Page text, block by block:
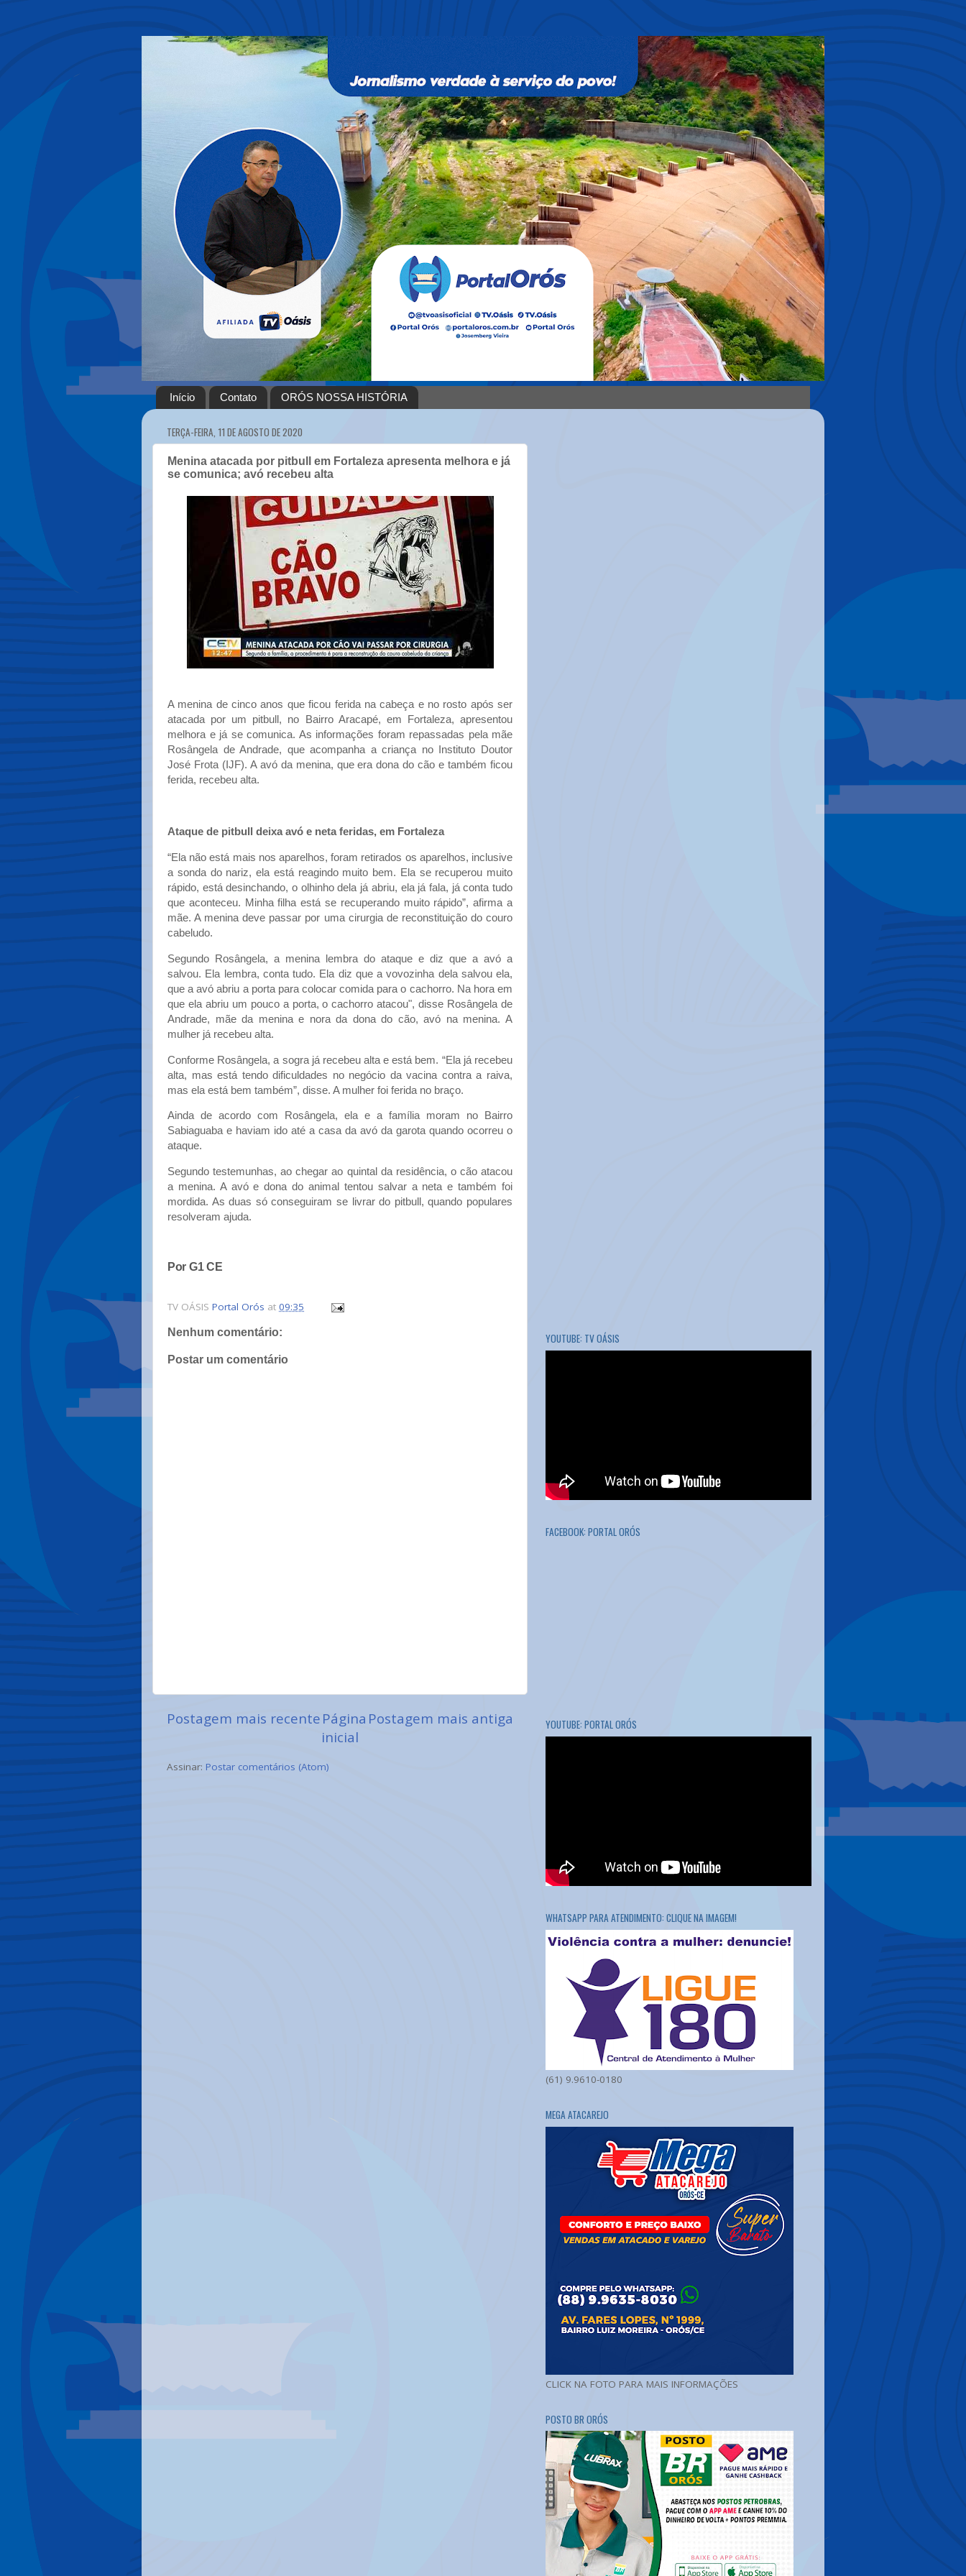
Início Contato ORÓS NOSSA HISTÓRIA
TERÇA-FEIRA, 11 DE AGOSTO DE 2020
Menina atacada por pitbull em Fortaleza apresenta melhora e já
se comunica; avó recebeu alta
A menina de cinco anos que ficou ferida na cabeça e no rosto após ser
atacada por um pitbull, no Bairro Aracapé, em Fortaleza, apresentou
melhora e já se comunica. As informações foram repassadas pela mãe
Rosângela de Andrade, que acompanha a criança no Instituto Doutor
José Frota (IJF). A avó da menina, que era dona do cão e também ficou
ferida, recebeu alta.
Ataque de pitbull deixa avó e neta feridas, em Fortaleza
“Ela não está mais nos aparelhos, foram retirados os aparelhos, inclusive
a sonda do nariz, ela está reagindo muito bem. Ela se recuperou muito
rápido, está desinchando, o olhinho dela já abriu, ela já fala, já conta tudo
que aconteceu. Minha filha está se recuperando muito rápido”, afirma a
mãe. A menina deve passar por uma cirurgia de reconstituição do couro
cabeludo.
Segundo Rosângela, a menina lembra do ataque e diz que a avó a
salvou. Ela lembra, conta tudo. Ela diz que a vovozinha dela salvou ela,
que a avó abriu a porta para colocar comida para o cachorro. Na hora em
que ela abriu um pouco a porta, o cachorro atacou", disse Rosângela de
Andrade, mãe da menina e nora da dona do cão, avó na menina. A
mulher já recebeu alta.
Conforme Rosângela, a sogra já recebeu alta e está bem. “Ela já recebeu
alta, mas está tendo dificuldades no negócio da vacina contra a raiva,
mas ela está bem também”, disse. A mulher foi ferida no braço.
Ainda de acordo com Rosângela, ela e a família moram no Bairro
Sabiaguaba e haviam ido até a casa da avó da garota quando ocorreu o
ataque.
Segundo testemunhas, ao chegar ao quintal da residência, o cão atacou
a menina. A avó e dona do animal tentou salvar a neta e também foi
mordida. As duas só conseguiram se livrar do pitbull, quando populares
resolveram ajuda.
Por G1 CE
TV OÁSIS Portal Orós at 09:35
Nenhum comentário:
Postar um comentário
Postagem mais recente Postagem mais antiga
Página
inicial
Assinar: Postar comentários (Atom)
YOUTUBE: TV OÁSIS
FACEBOOK: PORTAL ORÓS
YOUTUBE: PORTAL ORÓS
WHATSAPP PARA ATENDIMENTO: CLIQUE NA IMAGEM!
(61) 9.9610-0180
MEGA ATACAREJO
CLICK NA FOTO PARA MAIS INFORMAÇÕES
POSTO BR ORÓS